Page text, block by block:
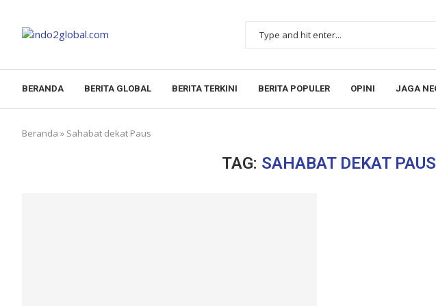
BERANDA BERITA GLOBAL BERITA TERKINI BERITA POPULER OPINI JAGA
Beranda » Sahabat dekat Paus
TAG: SAHABAT DEKAT PAUS